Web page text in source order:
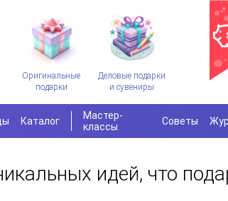
Оригинальные
подарки
Деловые подарки
и сувениры
Каталог
Мастер-
классы
Советы
идей, что